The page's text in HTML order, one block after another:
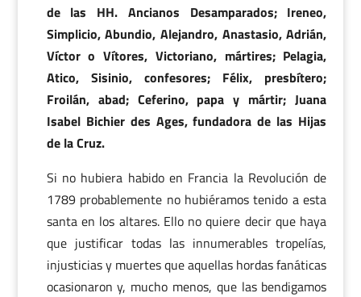
de las HH. Ancianos Desamparados; Ireneo,
Simplicio, Abundio, Alejandro, Anastasio, Adrián,
Víctor o Vítores, Victoriano, mártires; Pelagia,
Atico, Sisinio, confesores; Félix, presbítero;
Froilán, abad; Ceferino, papa y mártir; Juana
Isabel Bichier des Ages, fundadora de las Hijas
de la Cruz.
Si no hubiera habido en Francia la Revolución de
1789 probablemente no hubiéramos tenido a esta
santa en los altares. Ello no quiere decir que haya
que justificar todas las innumerables tropelías,
injusticias y muertes que aquellas hordas fanáticas
ocasionaron y, mucho menos, que las bendigamos